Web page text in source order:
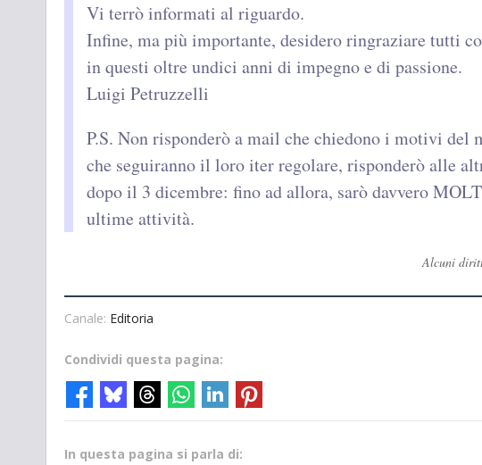
Vi terrò informati al riguardo.
Infine, ma più importante, desidero ringraziare tutti
in questi oltre undici anni di impegno e di passione.
Luigi Petruzzelli
P.S. Non risponderò a mail che chiedono i motivi
che seguiranno il loro iter regolare, risponderò alle
dopo il 3 dicembre: fino ad allora, sarò davvero
ultime attività.
Alcuni
Canale: Editoria
Condividi questa pagina:
In questa pagina si parla di: